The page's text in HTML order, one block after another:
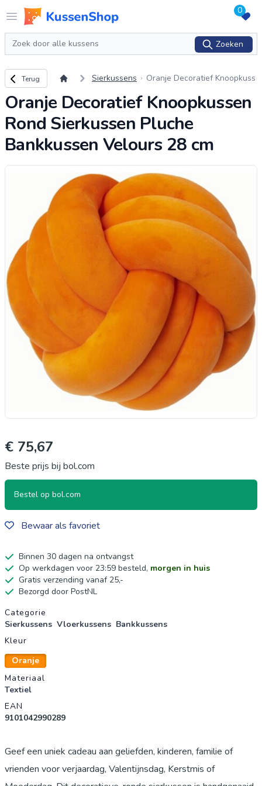
Open menu
Logo www.kussenshop.nl 0
Zoeken
Zoeken
Terug naar overzicht
Terug Sierkussens
Oranje Decoratief Knoopkuss
ankkussen Velours 28 cm
Oranje Decoratief Knoopkussen
Rond Sierkussen Pluche
Bankkussen Velours 28 cm
€ 75,67
Beste prijs bij bol.com
Bestel op bol.com
Bewaar als favoriet
Binnen 30 dagen na ontvangst
Op werkdagen voor 23:59 besteld, morgen in huis
Gratis verzending vanaf 25,-
Bezorgd door PostNL
Productgegevens
Categorie
Sierkussens Vloerkussens Bankkussens
Kleur
Oranje
Materiaal
Textiel
EAN
9101042990289
Geef een uniek cadeau aan geliefden, kinderen, familie of
vrienden voor verjaardag, Valentijnsdag, Kerstmis of